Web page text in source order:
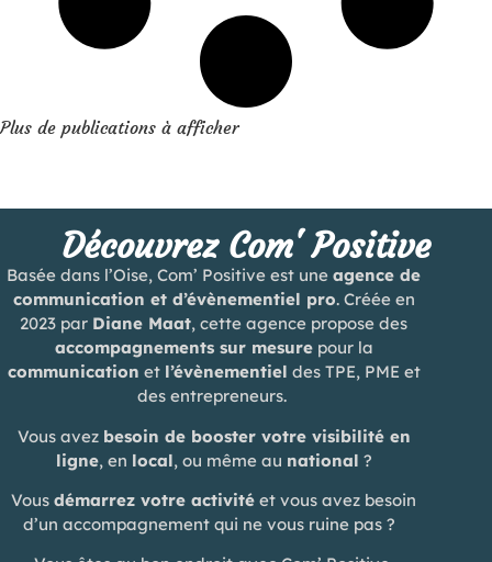
Plus de publications à afficher
Découvrez Com' Positive
Basée dans l’Oise, Com’ Positive est uneagence de
communication et d’évènementiel pro. Créée en
2023 par Diane Maat, cette agence propose des
accompagnements sur mesurepour la
communication et l’évènementiel des TPE, PME et
des entrepreneurs.
Vous avez besoin de booster votre visibilité en
ligne, en local, ou même au national ?
Vousdémarrez votre activité et vous avez besoin
d’un accompagnement qui ne vous ruine pas ?